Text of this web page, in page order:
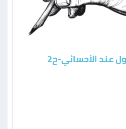
عند الأحسائي-ح2